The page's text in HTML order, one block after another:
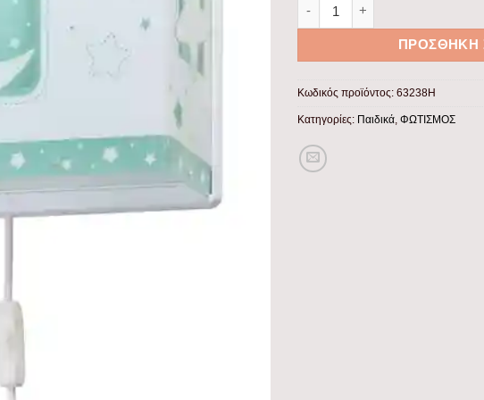
MoonLight Green απλίκα
ΠΡΟΣΘΉΚΗ
Κωδικός προϊόντος: 63238H
Κατηγορίες: Παιδικά, ΦΩΤΙΣΜΟΣ